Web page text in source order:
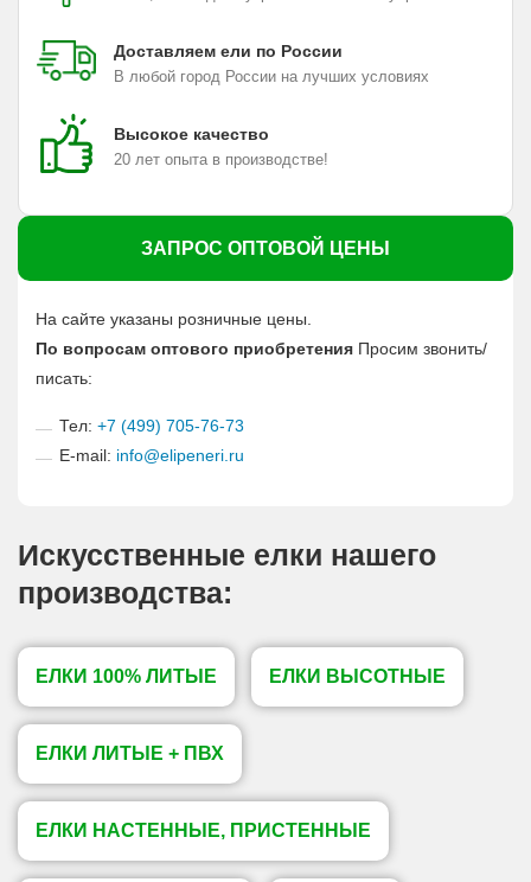
Доставляем ели по России
В любой город России на лучших условиях
Высокое качество
20 лет опыта в производстве!
ЗАПРОС ОПТОВОЙ ЦЕНЫ
На сайте указаны розничные цены.
По вопросам оптового приобретения Просим звонить/
писать:
Тел: +7 (499) 705-76-73
E-mail: info@elipeneri.ru
Искусственные елки нашего
производства:
ЕЛКИ 100% ЛИТЫЕ ЕЛКИ ВЫСОТНЫЕ
ЕЛКИ ЛИТЫЕ + ПВХ
ЕЛКИ НАСТЕННЫЕ, ПРИСТЕННЫЕ